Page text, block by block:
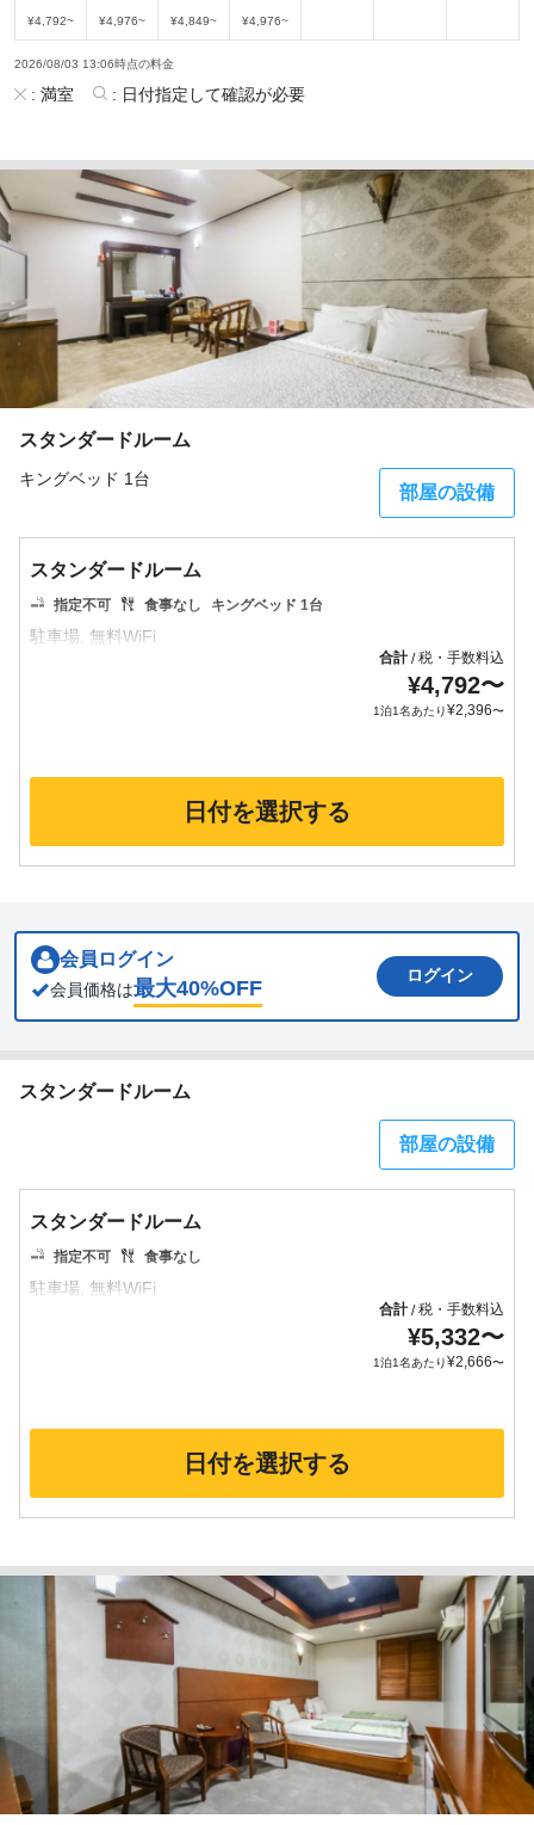
¥4,792~ ¥4,976~ ¥4,849~ ¥4,976~
2026/08/03 13:06時点の料金
: 満室 : 日付指定して確認が必要
スタンダードルーム
キングベッド 1台
部屋の設備
スタンダードルーム
指定不可 食事なし キングベッド 1台
合計/税・手数料込
¥4,792〜
1泊1名あたり¥2,396〜
日付を選択する
会員ログイン
会員価格は最大40%OFF
ログイン
スタンダードルーム
部屋の設備
スタンダードルーム
指定不可 食事なし
合計/税・手数料込
¥5,332〜
1泊1名あたり¥2,666〜
日付を選択する